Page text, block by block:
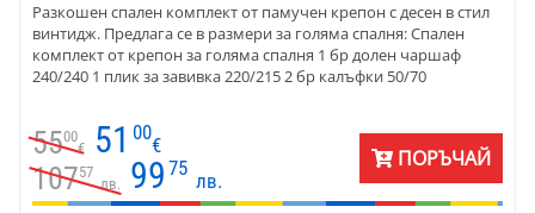
Разкошен спален комплект от памучен крепон с десен в стил
винтидж. Предлага се в размери за голяма спалня: Спален
комплект от крепон за голяма спалня 1 бр долен чаршаф
240/240 1 плик за завивка 220/215 2 бр калъфки 50/70
5500
€ 51 00
€
10757
лв. 99 75
лв.
ПОРЪЧАЙ